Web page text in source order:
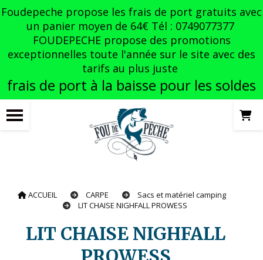
Foudepeche propose les frais de port gratuits avec
un panier moyen de 64€ Tél : 0749077377
FOUDEPECHE propose des promotions
exceptionnelles toute l'année sur le site avec des
tarifs au plus juste
frais de port à la baisse pour les soldes
ACCUEIL CARPE
Sacs et matériel camping
LIT CHAISE NIGHFALL PROWESS
LIT CHAISE NIGHFALL